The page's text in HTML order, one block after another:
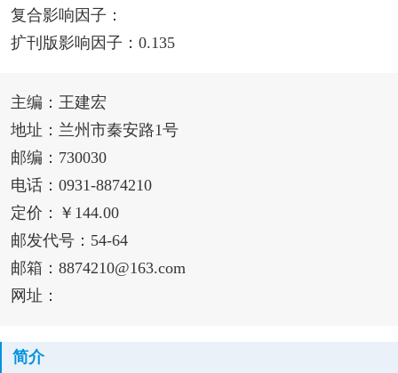
复合影响因子：
扩刊版影响因子：0.135
主编：王建宏
地址：兰州市秦安路1号
邮编：730030
电话：0931-8874210
定价：￥144.00
邮发代号：54-64
邮箱：8874210@163.com
网址：
简介